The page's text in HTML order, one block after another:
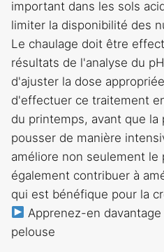
important dans les sols
limiter la disponibilité des
Le chaulage doit être
résultats de l'analyse du
d'ajuster la dose
d'effectuer ce traitement
du printemps, avant que la
pousser de manière
améliore non seulement le
également contribuer à
qui est bénéfique pour la
Apprenez-en
pelouse